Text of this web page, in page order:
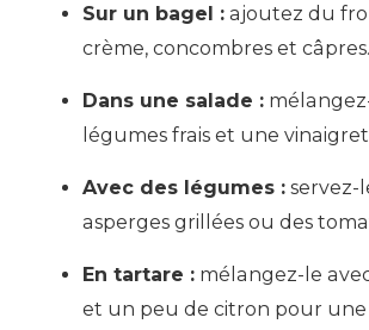
Sur un bagel : ajoutez du
crème, concombres et câpres.
Dans une salade :
légumes frais et une
Avec des légumes : servez-
asperges grillées ou des
En tartare : mélangez-le
et un peu de citron pour